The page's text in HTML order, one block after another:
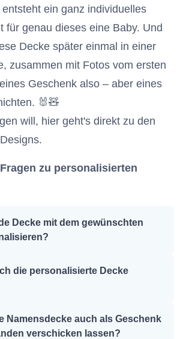
ein ganz individuelles
für genau dieses eine Baby. Und
Decke später einmal in einer
zusammen mit Fotos vom ersten
Geschenk also – aber eines
🐰🧸
will, hier geht's direkt zu den
.
zu personalisierten
Decke mit dem gewünschten
die personalisierte Decke
Namensdecke auch als Geschenk
verschicken lassen?